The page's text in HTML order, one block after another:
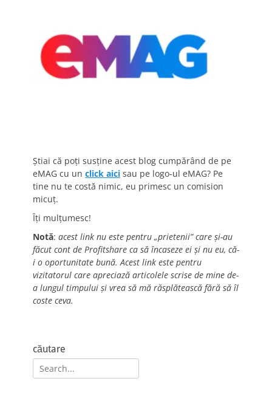
Știai că poți susține acest blog cumpărând de pe
eMAG cu un click aici sau pe logo-ul eMAG? Pe
tine nu te costă nimic, eu primesc un comision
micuț.
Îți mulțumesc!
Notă: acest link nu este pentru „prietenii” care și-au
făcut cont de Profitshare ca să încaseze ei și nu eu, că-
i o oportunitate bună. Acest link este pentru
vizitatorul care apreciază articolele scrise de mine de-
a lungul timpului și vrea să mă răsplătească fără să îl
coste ceva.
căutare
Search
for: